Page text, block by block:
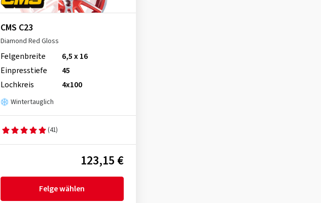
CMS C23
Diamond Red Gloss
Felgenbreite
6,5 x 16
Einpresstiefe
45
Lochkreis
4x100
Wintertauglich
(41)
123,15 €
Felge wählen